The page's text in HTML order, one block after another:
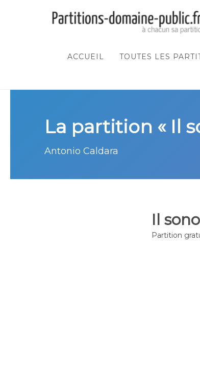
ACCUEIL TOUTES LES
La partition « Il
Antonio Caldara
Il
Partition